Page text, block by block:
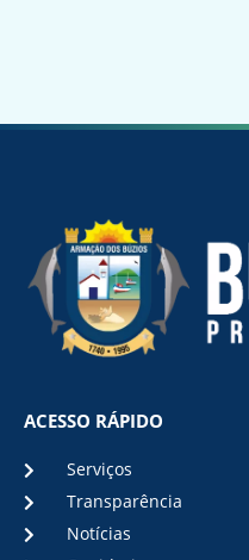
ACESSO RÁPIDO
Serviços
Transparência
Notícias